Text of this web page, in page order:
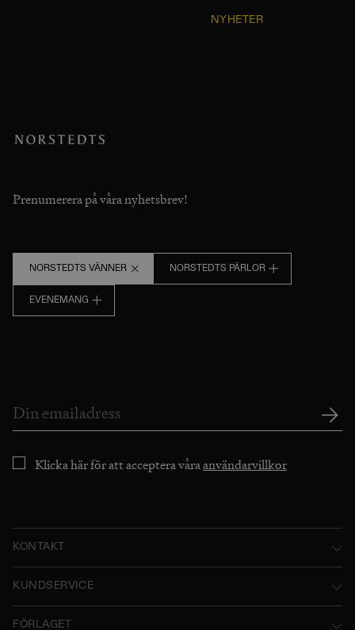
NYHETER
Prenumerera på våra nyhetsbrev!
NORSTEDTS VÄNNER NORSTEDTS PÄRLOR
EVENEMANG
Klicka här för att acceptera våraanvändarvillkor
KONTAKT
P.O. Box 2052
KUNDSERVICE
FÖRLAGET